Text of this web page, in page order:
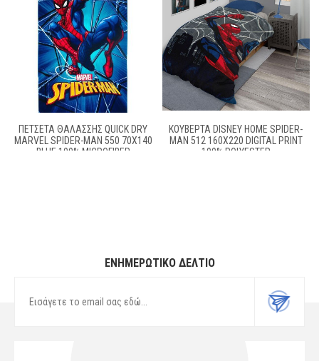
ΠΕΤΣΈΤΑ ΘΑΛΆΣΣΗΣ QUICK DRY
MARVEL SPIDER-MAN 550 70X140
BLUE 100% MICROFIBER
ΚΟΥΒΕΡΤΑ DISNEY HOME SPIDER-
MAN 512 160X220 DIGITAL PRINT
100% POLYESTER
ΕΝΗΜΕΡΩΤΙΚΌ ΔΕΛΤΊΟ